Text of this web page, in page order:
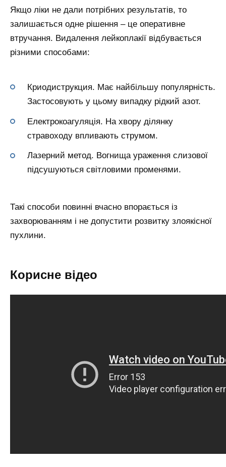
Якщо ліки не дали потрібних результатів, то
залишається одне рішення – це оперативне
втручання. Видалення лейкоплакії відбувається
різними способами:
Криодиструкция. Має найбільшу популярність.
Застосовують у цьому випадку рідкий азот.
Електрокоагуляція. На хвору ділянку
стравоходу впливають струмом.
Лазерний метод. Вогнища ураження слизової
підсушуються світловими променями.
Такі способи повинні вчасно впорається із
захворюванням і не допустити розвитку злоякісної
пухлини.
Корисне відео